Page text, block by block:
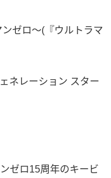
ゼロ～(『ウルトラマ
ネレーション スター
ゼロ15周年のキービ